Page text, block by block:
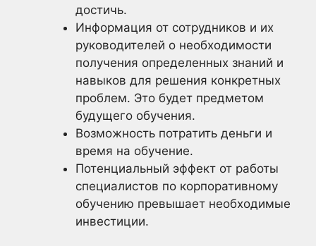
достичь.
Информация от сотрудников и их
руководителей о необходимости
получения определенных знаний и
навыков для решения конкретных
проблем. Это будет предметом
будущего обучения.
Возможность потратить деньги и
время на обучение.
Потенциальный эффект от работы
специалистов по корпоративному
обучению превышает необходимые
инвестиции.